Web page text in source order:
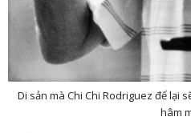
Di sản mà Chi Chi Rodriguez để lại
hâm